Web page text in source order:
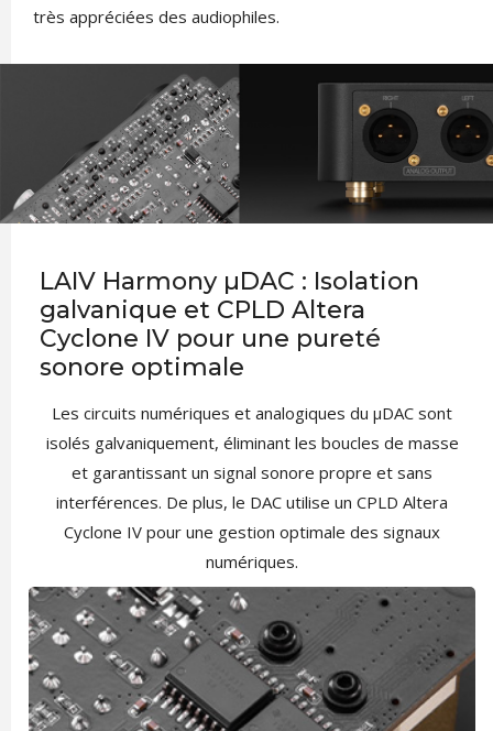
très appréciées des audiophiles.
LAIV Harmony µDAC : Isolation
galvanique et CPLD Altera
Cyclone IV pour une pureté
sonore optimale
Les circuits numériques et analogiques du µDAC sont
isolés galvaniquement, éliminant les boucles de masse
et garantissant un signal sonore propre et sans
interférences. De plus, le DAC utilise un CPLD Altera
Cyclone IV pour une gestion optimale des signaux
numériques.